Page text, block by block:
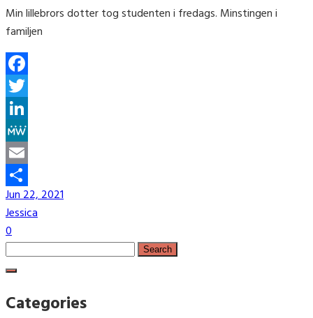
Min lillebrors dotter tog studenten i fredags. Minstingen i
familjen
Facebook
Twitter
LinkedIn
MeWe
Email
Share
Jun 22, 2021
Jessica
0
Search
for:
Categories